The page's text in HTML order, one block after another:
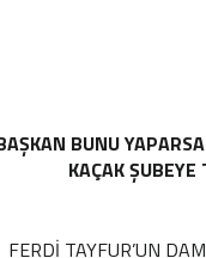
BUNU
KAÇAK ŞUBEYE